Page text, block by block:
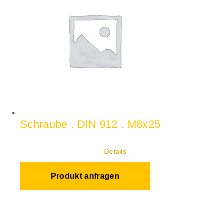
Schraube . DIN 912 . M8x25
Details
Produkt anfragen